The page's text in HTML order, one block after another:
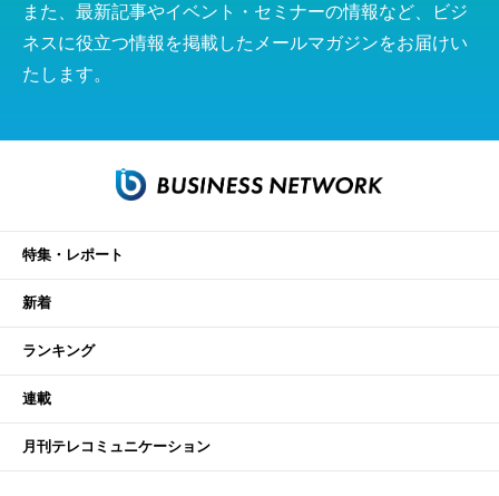
また、最新記事やイベント・セミナーの情報など、ビジ
ネスに役立つ情報を掲載したメールマガジンをお届けい
たします。
特集・レポート
新着
ランキング
連載
月刊テレコミュニケーション